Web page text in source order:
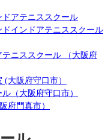
アテニススクール
インドアテニススクール
ニススクール （大阪府
大阪府守口市）
（大阪府守口市）
府門真市）